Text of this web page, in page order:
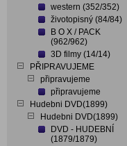
western (352/352)
životopisný (84/84)
B O X / PACK
(962/962)
3D filmy (14/14)
PŘIPRAVUJEME
připravujeme
připravujeme
Hudebni DVD(1899)
Hudebni DVD(1899)
DVD - HUDEBNÍ
(1879/1879)